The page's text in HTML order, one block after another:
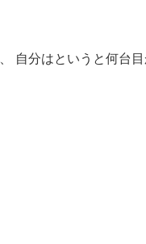
、 自分はというと何台